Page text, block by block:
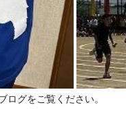
ログをご覧ください。